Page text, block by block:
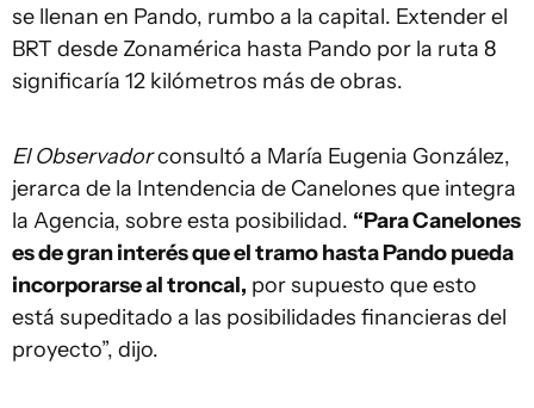
se llenan en Pando, rumbo a la capital. Extender el
BRT desde Zonamérica hasta Pando por la ruta 8
significaría 12 kilómetros más de obras.
El Observadorconsultó a María Eugenia González,
jerarca de la Intendencia de Canelones que integra
la Agencia, sobre esta posibilidad. “Para Canelones
es de gran interés que el tramo hasta Pando pueda
incorporarse al troncal, por supuesto que esto
está supeditado a las posibilidades financieras del
proyecto”, dijo.